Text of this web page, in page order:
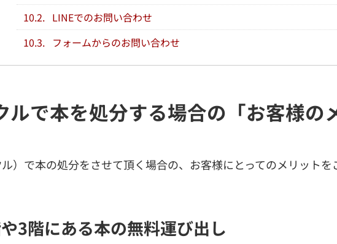
10.2. LINEでのお問い合わせ
10.3. フォームからのお問い合わせ
ルで本を処分する場合の「お客様の
）で本の処分をさせて頂く場合の、お客様にとってのメリットを
3階にある本の無料運び出し